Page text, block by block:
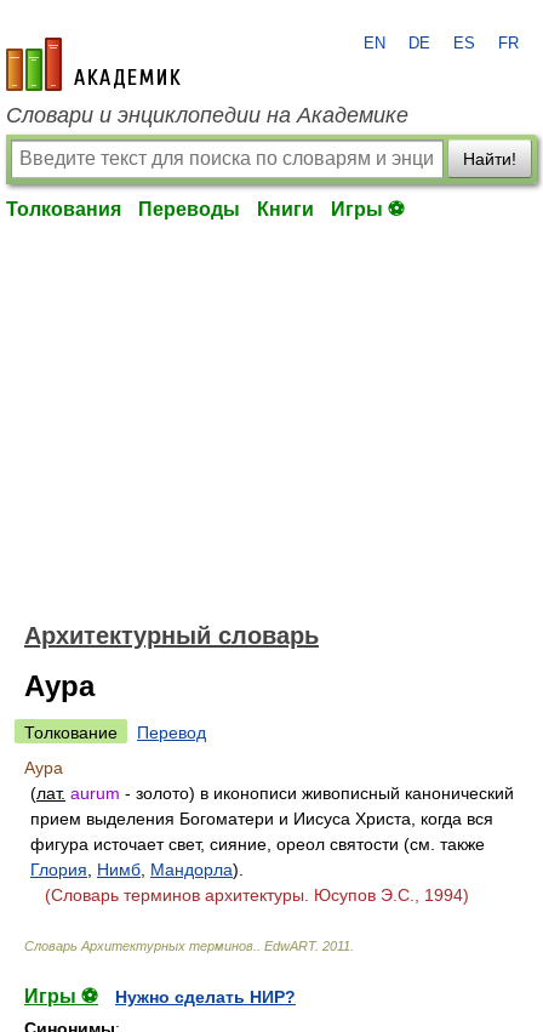
academic.ru
EN DE ES FR
Словари и энциклопедии на Академике
Найти!
Толкования Переводы Книги Игры ⚽
Архитектурный словарь
Аура
Толкование
Перевод
Аура
(лат. aurum - золото) в иконописи живописный канонический
прием выделения Богоматери и Иисуса Христа, когда вся
фигура источает свет, сияние, ореол святости (см. также
Глория
Нимб Мандорла).
(Словарь терминов архитектуры. Юсупов Э.С., 1994)
Словарь Архитектурных терминов. EdwART. 2011
Игры ⚽
Нужно сделать НИР?